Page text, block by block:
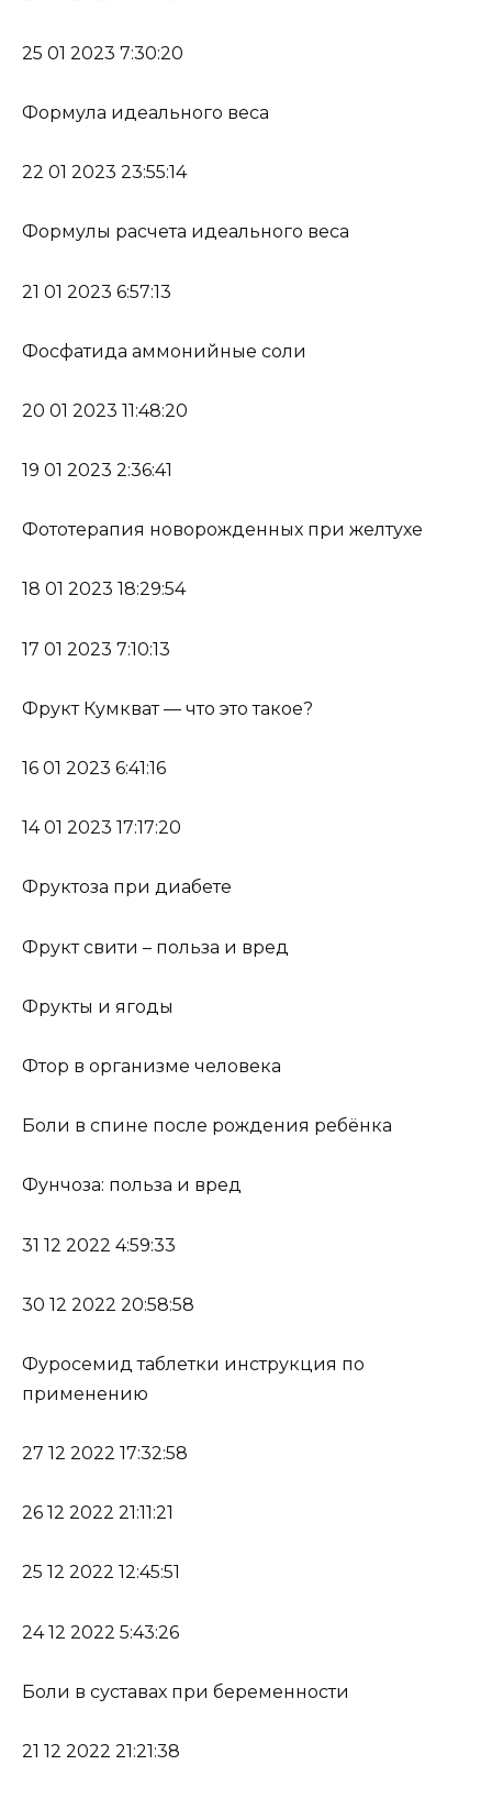
25 01 2023 7:30:20
Формула идеального веса
22 01 2023 23:55:14
Формулы расчета идеального веса
21 01 2023 6:57:13
Фосфатида аммонийные соли
20 01 2023 11:48:20
19 01 2023 2:36:41
Фототерапия новорожденных при желтухе
18 01 2023 18:29:54
17 01 2023 7:10:13
Фрукт Кумкват — что это такое?
16 01 2023 6:41:16
14 01 2023 17:17:20
Фруктоза при диабете
Фрукт свити – польза и вред
Фрукты и ягоды
Фтор в организме человека
Боли в спине после рождения ребёнка
Фунчоза: польза и вред
31 12 2022 4:59:33
30 12 2022 20:58:58
Фуросемид таблетки инструкция по
применению
27 12 2022 17:32:58
26 12 2022 21:11:21
25 12 2022 12:45:51
24 12 2022 5:43:26
Боли в суставах при беременности
21 12 2022 21:21:38